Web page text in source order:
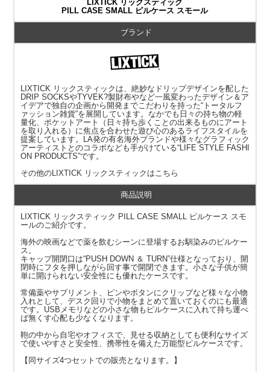
LIXTICK リックスティック
PILL CASE SMALL ピルケース スモール
ブランド
LIXTICK リックスティックは、絶妙なドリップデザインを配した
DRIP SOCKSやTYVEK?製財布やなど一風変わったデザイン＆ア
イデアで独自の企画から開発までこだわりを持った“トータルフ
ァッション雑貨”を展開しています。なかでも日々の持ち物の軽
量化、ポケットアート（日々持ち歩くことの出来るものにアート
を取り入れる）に焦点を合わせた遊び心のあるライフスタイルを
提案しています。LA発の有名海外ブランドや様々なグラフィック
アーティストとのコラボなども手がけている“LIFE STYLE FASHI
ON PRODUCTS”です。
その他のLIXTICK リックスティック はこちら
商品説明
LIXTICK リックスティック PILL CASE SMALL ピルケース スモ
ールのご紹介です。
海外の映画などで薬を飲むシーンに登場するお馴染みのピルケー
ス。
キャップ開閉口は“PUSH DOWN ＆ TURN”仕様となっており、開
閉時にフタを押しながら回す事で開閉できます。小さな子供が簡
単に開けられない安全性にも優れたケースです。
常備薬やサプリメント、ピンやボタンにクリップなど様々な小物
入れとして、デスク回りで小物をまとめて置いておくのにも最適
です。USBメモリなどの小さな物もピルケースに入れて持ち運べ
ば無くす心配も少なくなります。
鞄の中から自宅やオフィスで、見せる収納としても便利なサイズ
で使いやすさと安全性、携帯性を備えた万能型ピルケースです。
【同サイズ4つセットでの販売となります。】